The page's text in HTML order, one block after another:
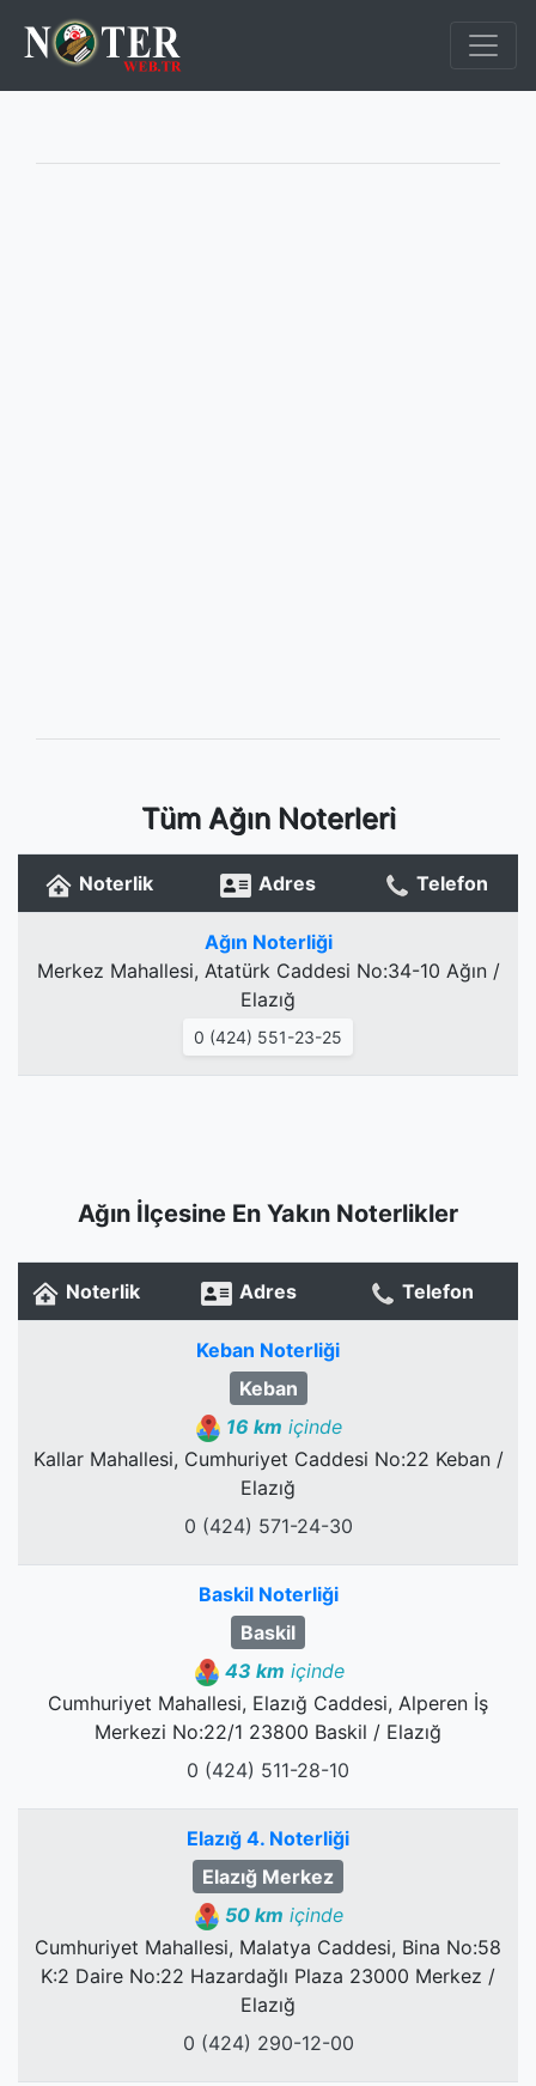
Tüm Ağın Noterleri
Noterlik Adres Telefon
Ağın Noterliği
Merkez Mahallesi, Atatürk Caddesi No:34-10 Ağın /
Elazığ
0 (424) 551-23-25
Ağın İlçesine En Yakın Noterlikler
Noterlik Adres Telefon
Keban Noterliği
Keban
16 km içinde
Kallar Mahallesi, Cumhuriyet Caddesi No:22 Keban /
Elazığ
0 (424) 571-24-30
Baskil Noterliği
Baskil
43 km içinde
Cumhuriyet Mahallesi, Elazığ Caddesi, Alperen İş
Merkezi No:22/1 23800 Baskil / Elazığ
0 (424) 511-28-10
Elazığ 4. Noterliği
Elazığ Merkez
50 km içinde
Cumhuriyet Mahallesi, Malatya Caddesi, Bina No:58
K:2 Daire No:22 Hazardağlı Plaza 23000 Merkez /
Elazığ
0 (424) 290-12-00